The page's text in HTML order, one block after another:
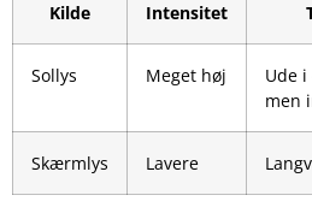
Kilde Intensitet
Sollys Meget høj
Ude
men
Skærmlys Lavere